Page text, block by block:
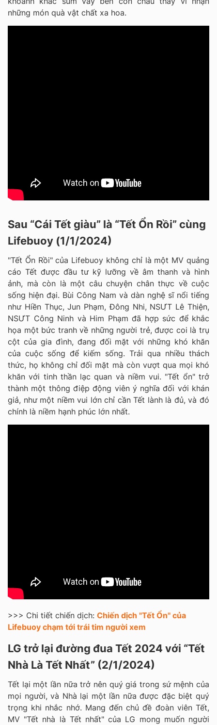
những món quà vật chất xa hoa.
Sau “Cái Tết giàu” là “Tết Ổn Rồi” cùng
Lifebuoy (1/1/2024)
"Tết Ổn Rồi" của Lifebuoy không chỉ là một MV quảng
cáo Tết được đầu tư kỹ lưỡng về âm thanh và hình
ảnh, mà còn là một câu chuyện chân thực về cuộc
sống hiện đại. Bùi Công Nam và dàn nghệ sĩ nổi tiếng
như Hiền Thục, Jun Phạm, Đông Nhi, NSƯT Lê Thiện,
NSƯT Công Ninh và Him Phạm đã hợp sức để khắc
họa một bức tranh về những người trẻ, được coi là trụ
cột của gia đình, đang đối mặt với những khó khăn
của cuộc sống để kiếm sống. Trải qua nhiều thách
thức, họ không chỉ đối mặt mà còn vượt qua mọi khó
khăn với tinh thần lạc quan và niềm vui. "Tết ổn" trở
thành một thông điệp động viên ý nghĩa đối với khán
giả, như một niềm vui lớn chỉ cần Tết lành là đủ, và đó
chính là niềm hạnh phúc lớn nhất.
>>> Chi tiết chiến dịch: Chiến dịch "Tết Ổn" của
Lifebuoy chạm tới trái tim người xem
LG trở lại đường đua Tết 2024 với “Tết
Nhà Là Tết Nhất” (2/1/2024)
Tết lại một lần nữa trở nên quý giá trong sứ mệnh của
mọi người, và Nhà lại một lần nữa được đặc biệt quý
trọng khi nhắc nhớ. Mang đến chủ đề đoàn viên Tết,
MV "Tết nhà là Tết nhất" của LG mong muốn người